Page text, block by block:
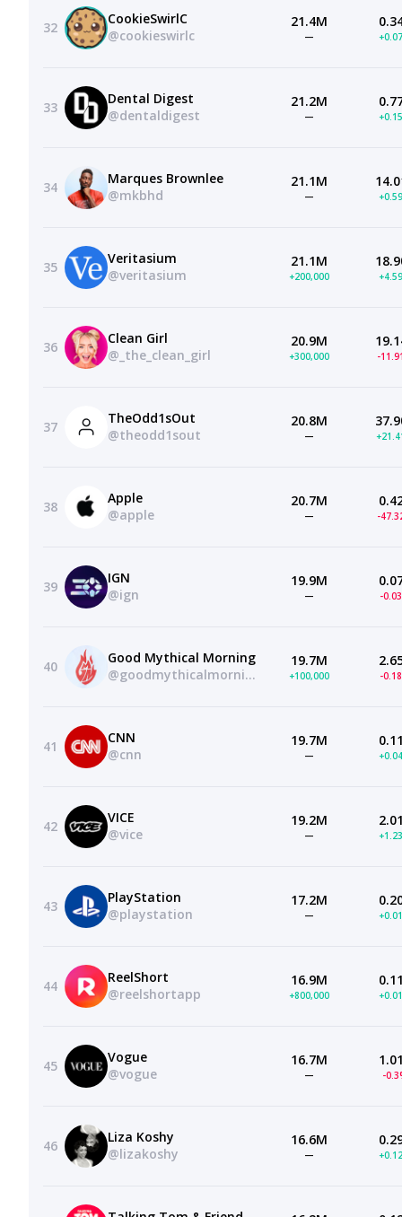
32
CookieSwirlC
@cookieswirlc
21.4M
—
33
Dental Digest
@dentaldigest
21.2M
—
34
Marques Brownlee
@mkbhd
21.1M
—
35
Veritasium
@veritasium
21.1M
+200,000
36
Clean Girl
@_the_clean_girl
20.9M
+300,000 -
37
TheOdd1sOut
@theodd1sout
20.8M
—
38
Apple
@apple
20.7M
— -
39
IGN
@ign
19.9M
— -
40
Good Mythical Morning
@goodmythicalmorning
19.7M
+100,000 -
41
CNN
@cnn
19.7M
—
42
VICE
@vice
19.2M
—
43
PlayStation
@playstation
17.2M
—
44
ReelShort
@reelshortapp
16.9M
+800,000
45
Vogue
@vogue
16.7M
— -
46
Liza Koshy
@lizakoshy
16.6M
—